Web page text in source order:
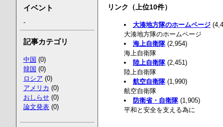
リンク（上位10件）
大湊地方隊のホームページ
大湊地方隊のホームページ
海上自衛隊(2,954)
海上自衛隊
陸上自衛隊(2,451)
陸上自衛隊
航空自衛隊(1,990)
航空自衛隊
防衛省・自衛隊(1,905)
平和と安全を支える為に
イベント
-
記事カテゴリ
中国 (0)
韓国 (0)
ロシア (0)
アメリカ (0)
おしらせ(0)
論文発表(0)